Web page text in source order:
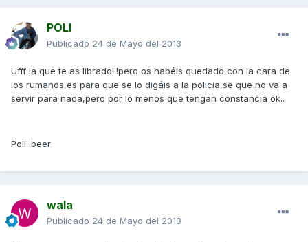
POLI
Publicado 24 de Mayo del 2013
Ufff la que te as librado!!!pero os habéis quedado con la cara de
los rumanos,es para que se lo digáis a la policia,se que no va a
servir para nada,pero por lo menos que tengan constancia ok..
Poli :beer
wala
Publicado 24 de Mayo del 2013